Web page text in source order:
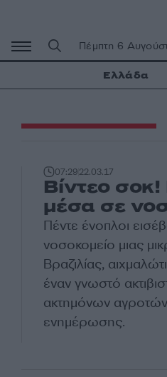
περιεχόμενο
Πέμπτη 6
Ελλάδα
07:2922.03.17
Βίντεο σοκ!
μέσα σε
Πέντε ένοπλοι
νοσοκομείο μιας
Βραζιλίας,
έναν γνωστό
ακτημόνων
ενημέρωσης.